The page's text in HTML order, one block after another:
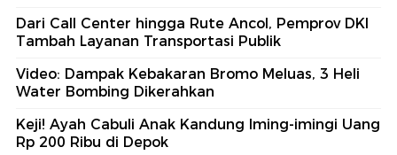
Dari Call Center hingga Rute Ancol, Pemprov DKI
Tambah Layanan Transportasi Publik
Video: Dampak Kebakaran Bromo Meluas, 3 Heli
Water Bombing Dikerahkan
Keji! Ayah Cabuli Anak Kandung Iming-imingi Uang
Rp 200 Ribu di Depok